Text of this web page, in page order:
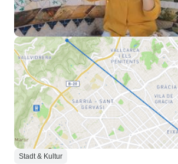
Stadt & Kultur